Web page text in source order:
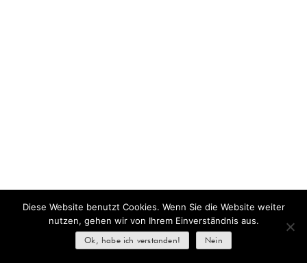
Diese Website benutzt Cookies. Wenn Sie die Website weiter
nutzen, gehen wir von Ihrem Einverständnis aus.
Ok, habe ich verstanden! Nein